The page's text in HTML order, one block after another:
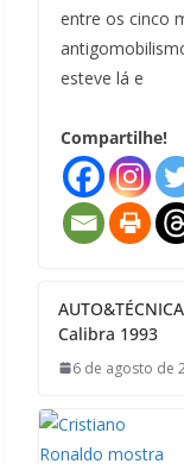
entre os cinco
esteve lá e
Compartilhe!
Calibra 1993
6 de agosto de